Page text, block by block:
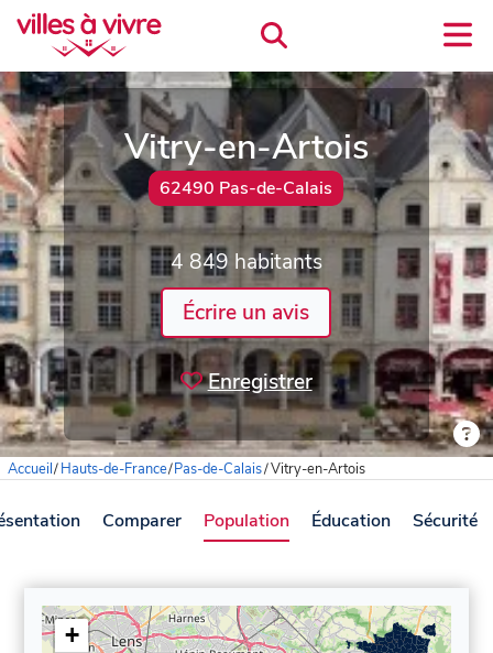
Vitry-en-Artois
62490 Pas-de-Calais
4 849 habitants
Écrire un avis
Enregistrer
Accueil/Hauts-de-France/Pas-de-Calais/Vitry-en-Artois
Comparer Population Éducation Sécurité
+